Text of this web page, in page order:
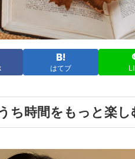
はてブ
ち時間をもっと楽